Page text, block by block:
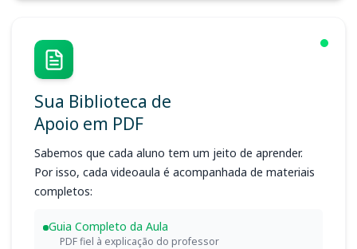
Sua Biblioteca de
Apoio em PDF
Sabemos que cada aluno tem um jeito de aprender.
Por isso, cada videoaula é acompanhada de materiais
completos:
Guia Completo da Aula
PDF fiel à explicação do professor